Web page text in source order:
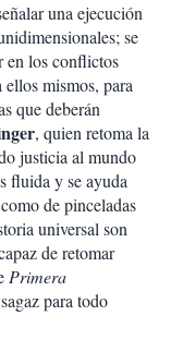
una ejecución
se
en los conflictos
mismos, para
que deberán
, quien retoma la
justicia al mundo
fluida y se ayuda
de pinceladas
universal son
de retomar
Primera
para todo